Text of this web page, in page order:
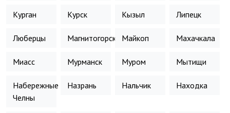
Курган Курск Кызыл Липецк
Люберцы Магнитогорск Майкоп Махачкала
Миасс Мурманск Муром Мытищи
Набережные
Челны
Назрань Нальчик Находка